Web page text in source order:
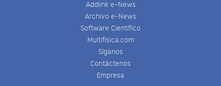
Addlink e-News
Archivo e-News
Software Científico
Multifisica.com
Síganos
Contáctenos
Empresa